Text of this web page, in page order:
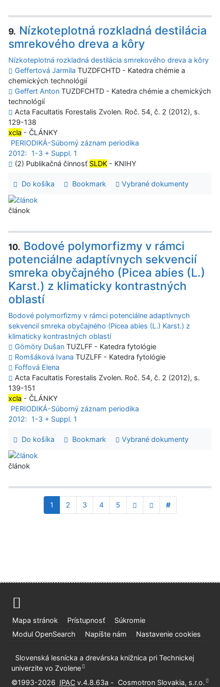
9. Nízkoteplotná rozkladná destilácia
smrekového dreva a kôry
Nízkoteplotná rozkladná destilácia smrekového dreva a kôry
Geffertová Jarmila TUZDFCHTD - Katedra chémie a
chemických technológií
Geffert Anton TUZDFCHTD - Katedra chémie a chemických
technológií
Acta Facultatis Forestalis Zvolen. Roč. 54, č. 2 (2012), s.
129-138
xcla - ČLÁNKY
PERIODIKÁ-Súborný záznam periodika
2012:
1-3 + Suppl. 1
(2) Publikačná činnosť SLDK - KNIHY
Do košíka Bookmark Vybrané dokumenty
článok
10. Bodové polymorfizmy v rámci
potenciálne adaptívnych sekvencií
smreka obyčajného (Picea abies (L.)
Karst.) z klimaticky kontrastných
oblastí
Bodové polymorfizmy v rámci potenciálne adaptívnych
sekvencií smreka obyčajného (Picea abies (L.) Karst.) z
klimaticky kontrastných oblastí
Gömöry Dušan TUZLFF - Katedra fytológie
Romšáková Ivana TUZLFF - Katedra fytológie
Foffová Elena
Acta Facultatis Forestalis Zvolen. Roč. 54, č. 2 (2012), s.
139-151
xcla - ČLÁNKY
PERIODIKÁ-Súborný záznam periodika
2012:
1-3 + Suppl. 1
Do košíka Bookmark Vybrané dokumenty
článok
1 2 3 4 5 #
Mapa stránok Prístupnosť
Súkromie
Modul OpenSearch
Napíšte nám Nastavenie cookies
Slovenská lesnícka a drevárska knižnica pri Technickej
univerzite vo Zvolene
©1993-2026 IPAC v.4.8.63a - Cosmotron Slovakia, s.r.o.